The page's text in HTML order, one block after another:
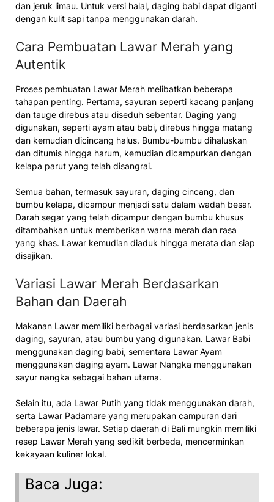
dan jeruk limau. Untuk versi halal, daging babi dapat diganti
dengan kulit sapi tanpa menggunakan darah.
Cara Pembuatan Lawar Merah yang
Autentik
Proses pembuatan Lawar Merah melibatkan beberapa
tahapan penting. Pertama, sayuran seperti kacang panjang
dan tauge direbus atau diseduh sebentar. Daging yang
digunakan, seperti ayam atau babi, direbus hingga matang
dan kemudian dicincang halus. Bumbu-bumbu dihaluskan
dan ditumis hingga harum, kemudian dicampurkan dengan
kelapa parut yang telah disangrai.
Semua bahan, termasuk sayuran, daging cincang, dan
bumbu kelapa, dicampur menjadi satu dalam wadah besar.
Darah segar yang telah dicampur dengan bumbu khusus
ditambahkan untuk memberikan warna merah dan rasa
yang khas. Lawar kemudian diaduk hingga merata dan siap
disajikan.
Variasi Lawar Merah Berdasarkan
Bahan dan Daerah
Makanan Lawar memiliki berbagai variasi berdasarkan jenis
daging, sayuran, atau bumbu yang digunakan. Lawar Babi
menggunakan daging babi, sementara Lawar Ayam
menggunakan daging ayam. Lawar Nangka menggunakan
sayur nangka sebagai bahan utama.
Selain itu, ada Lawar Putih yang tidak menggunakan darah,
serta Lawar Padamare yang merupakan campuran dari
beberapa jenis lawar. Setiap daerah di Bali mungkin memiliki
resep Lawar Merah yang sedikit berbeda, mencerminkan
kekayaan kuliner lokal.
Baca Juga: